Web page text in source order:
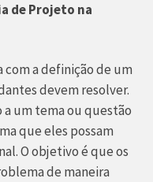
de Projeto na
a definição de um
devem resolver.
a um tema ou questão
que eles possam
O objetivo é que os
de maneira